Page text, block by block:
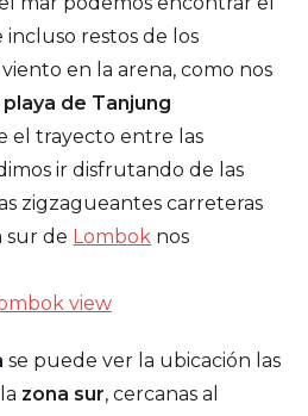
restos de los
en la arena, como nos
playa de Tanjung
el trayecto entre las
ir disfrutando de las
zigzagueantes carreteras
sur de Lombok nos
se puede ver la ubicación las
zona sur, cercanas al